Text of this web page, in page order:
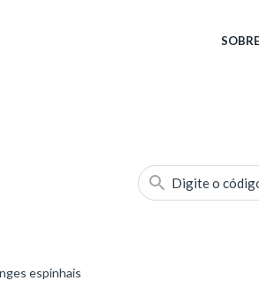
SOBRE
Digite o
espinhais